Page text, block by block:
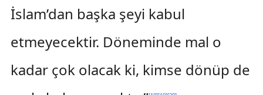
İslam’dan başka şeyi kabul
etmeyecektir. Döneminde mal o
kadar çok olacak ki, kimse dönüp de